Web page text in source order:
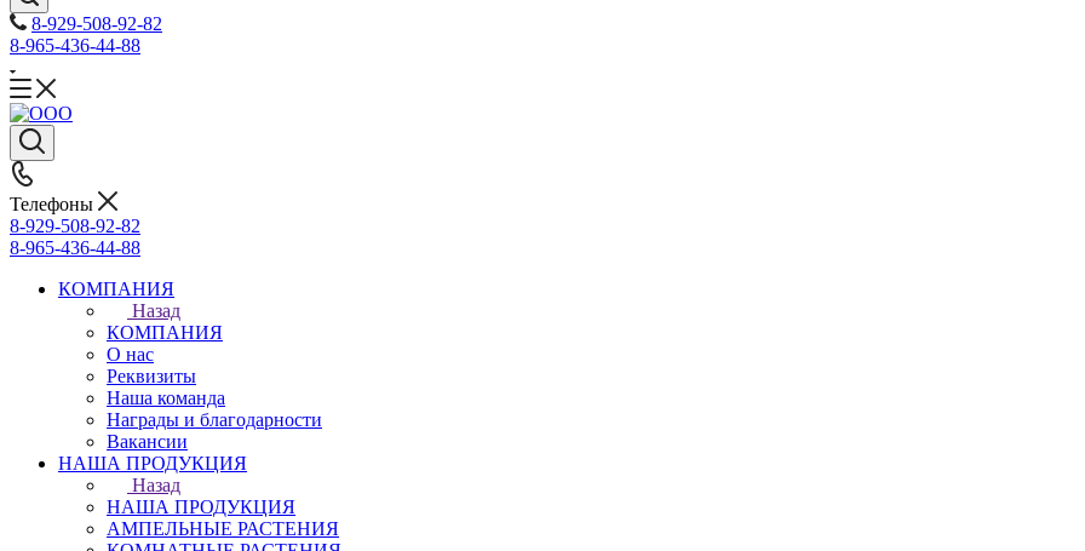
8-929-508-92-82
8-965-436-44-88
Телефоны
8-929-508-92-82
8-965-436-44-88
КОМПАНИЯ
Назад
КОМПАНИЯ
О нас
Реквизиты
Наша команда
Награды и благодарности
Вакансии
НАША ПРОДУКЦИЯ
Назад
НАША ПРОДУКЦИЯ
АМПЕЛЬНЫЕ РАСТЕНИЯ